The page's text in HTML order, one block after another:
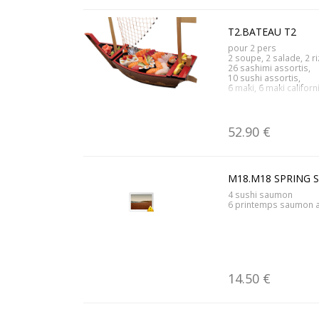
T2.BATEAU T2
pour 2 pers
2 soupe, 2 salade, 2
26 sashimi assortis,
10 sushi assortis,
6 maki, 6 maki
52.90 €
M18.M18 SPRING
4 sushi saumon
6 printemps saumon
14.50 €